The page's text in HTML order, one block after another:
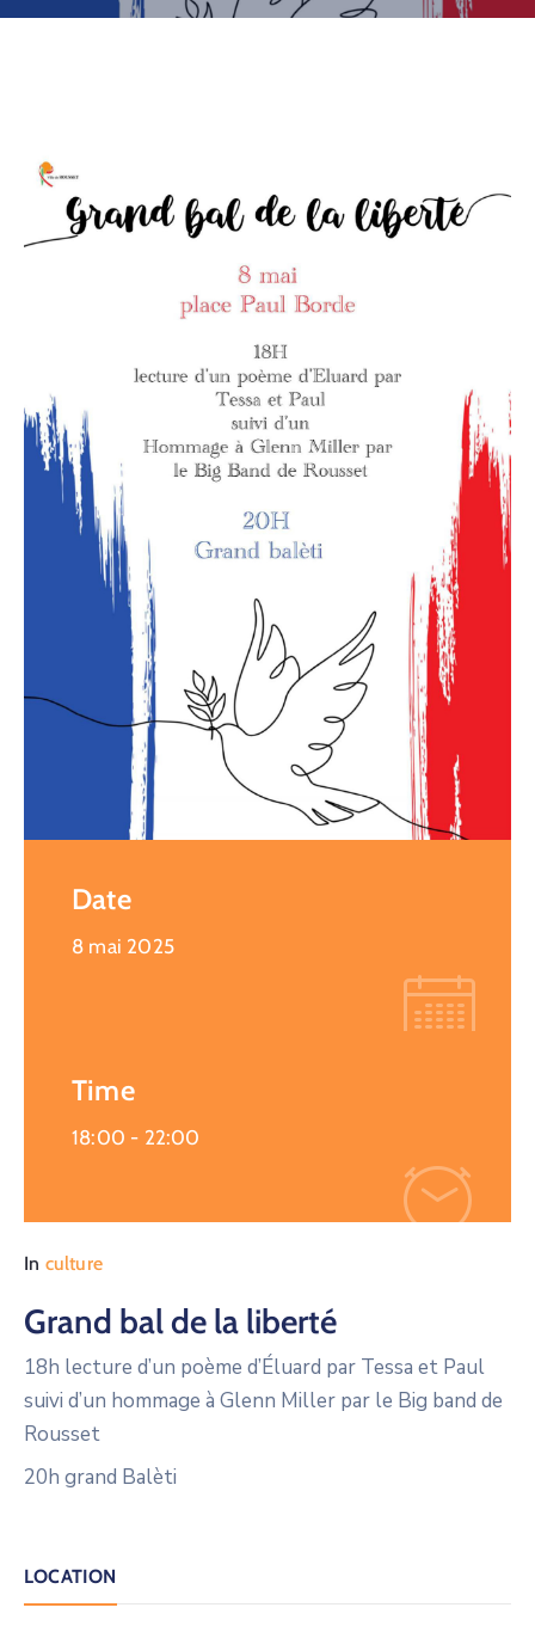
Date
8 mai 2025
Time
18:00 - 22:00
In culture
Grand bal de la liberté
18h lecture d’un poème d’Éluard par Tessa et Paul
suivi d’un hommage à Glenn Miller par le Big band de
Rousset
20h grand Balèti
LOCATION